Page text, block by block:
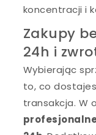
koncentracji i
Zakupy
24h i
Wybierając
to, co
transakcja. W